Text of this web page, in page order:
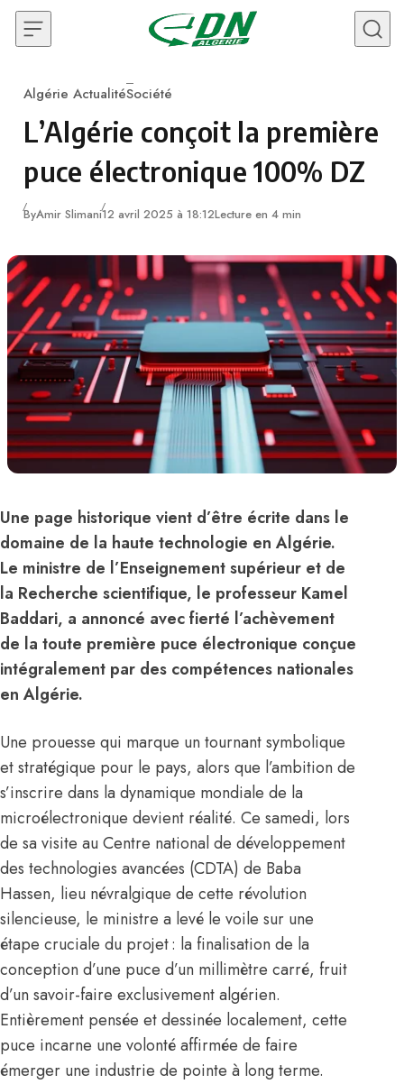
Skip to content
Category
Algérie ActualitéSociété
L’Algérie conçoit la première
puce électronique 100% DZ
ByAmir Slimani12 avril 2025 à 18:12Lecture en 4 min
Une page historique vient d’être écrite dans le
domaine de la haute technologie en Algérie.
Le ministre de l’Enseignement supérieur et de
la Recherche scientifique, le professeur Kamel
Baddari, a annoncé avec fierté l’achèvement
de la toute première puce électronique conçue
intégralement par des compétences nationales
en Algérie.
Une prouesse qui marque un tournant symbolique
et stratégique pour le pays, alors que l’ambition de
s’inscrire dans la dynamique mondiale de la
microélectronique devient réalité. Ce samedi, lors
de sa visite au Centre national de développement
des technologies avancées (CDTA) de Baba
Hassen, lieu névralgique de cette révolution
silencieuse, le ministre a levé le voile sur une
étape cruciale du projet : la finalisation de la
conception d’une puce d’un millimètre carré, fruit
d’un savoir-faire exclusivement algérien.
Entièrement pensée et dessinée localement, cette
puce incarne une volonté affirmée de faire
émerger une industrie de pointe à long terme.